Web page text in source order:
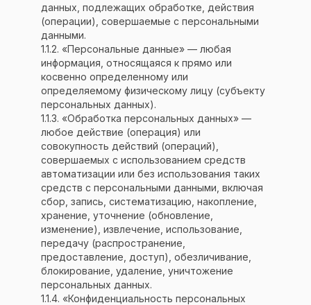
данных, подлежащих обработке, действия
(операции), совершаемые с персональными
данными.
1.1.2. «Персональные данные» — любая
информация, относящаяся к прямо или
косвенно определенному или
определяемому физическому лицу (субъекту
персональных данных).
1.1.3. «Обработка персональных данных» —
любое действие (операция) или
совокупность действий (операций),
совершаемых с использованием средств
автоматизации или без использования таких
средств с персональными данными, включая
сбор, запись, систематизацию, накопление,
хранение, уточнение (обновление,
изменение), извлечение, использование,
передачу (распространение,
предоставление, доступ), обезличивание,
блокирование, удаление, уничтожение
персональных данных.
1.1.4. «Конфиденциальность персональных